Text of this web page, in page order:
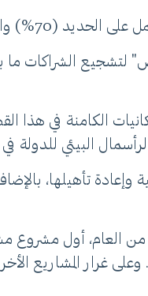
الشراكات ما
الكامنة في هذا
البيئي للدولة
أول مشروع
وعلى غرار